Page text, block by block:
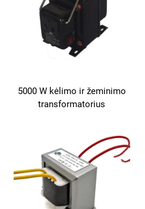
5000 W kėlimo ir žeminimo
transformatorius